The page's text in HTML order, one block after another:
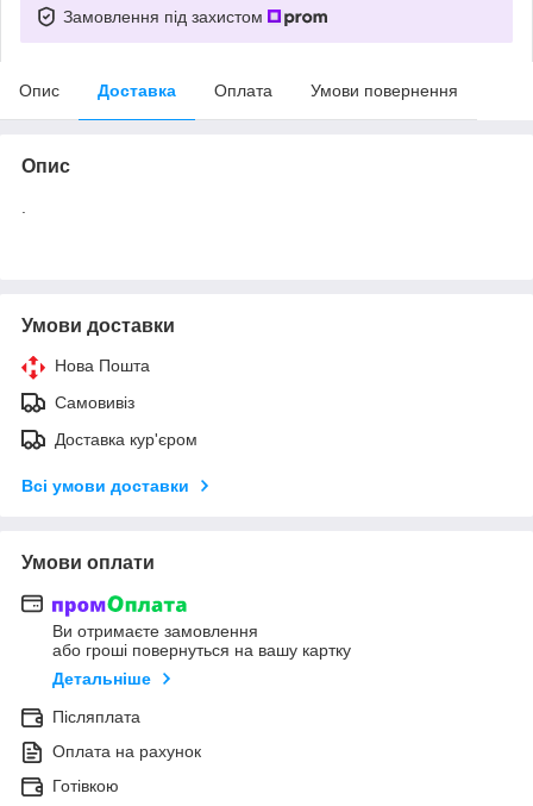
Замовлення під захистом
Опис Доставка Оплата Умови повернення
Опис
Умови доставки
Нова Пошта
Самовивіз
Доставка кур'єром
Всі умови доставки
Умови оплати
Ви отримаєте замовлення
або гроші повернуться на вашу картку
Детальніше
Післяплата
Оплата на рахунок
Готівкою